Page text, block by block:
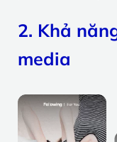
2. Khả
media